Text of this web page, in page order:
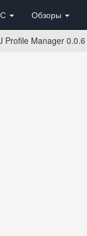
Обзоры
Profile Manager 0.0.6